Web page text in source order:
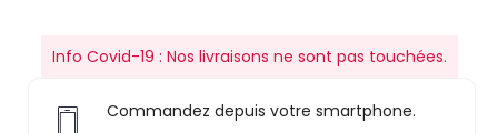
Info Covid-19 : Nos livraisons ne sont pas touchées.
Commandez depuis votre smartphone.